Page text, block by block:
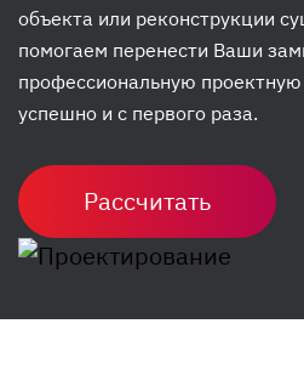
объекта или реконструкции
помогаем перенести Ваши
профессиональную
успешно и с первого раза.
Рассчитать